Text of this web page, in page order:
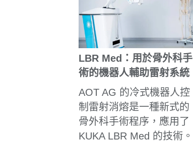
LBR Med：用於骨外科手
術的機器人輔助雷射系統
AOT AG 的冷式機器人控
制雷射消熔是一種新式的
骨外科手術程序，應用了
KUKA LBR Med 的技術。